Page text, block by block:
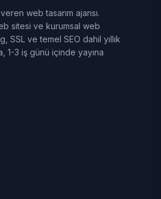
web tasarım ajansı.
sitesi ve kurumsal web
SSL ve temel SEO dahil yıllık
1-3 iş günü içinde yayına